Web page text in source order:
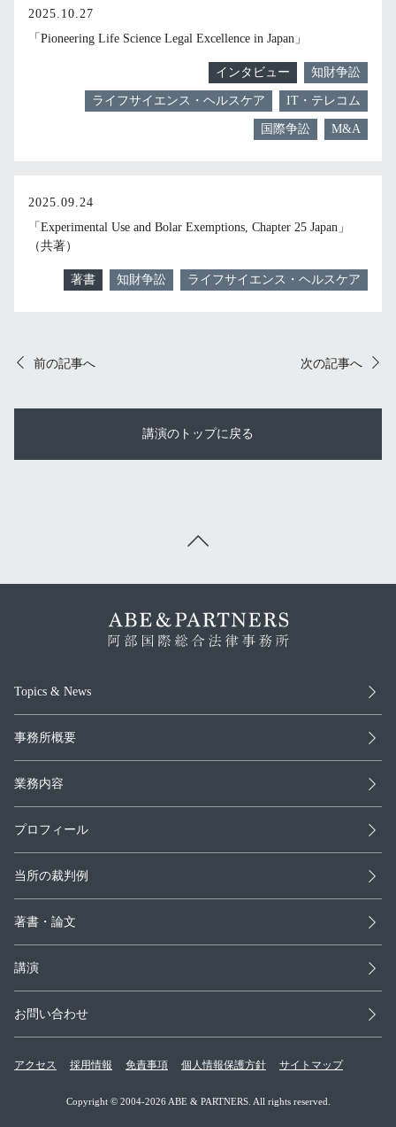
2025.10.27
「Pioneering Life Science Legal Excellence in Japan」
インタビュー 知財争訟
ライフサイエンス・ヘルスケア IT・テレコム
国際争訟 M&A
2025.09.24
「Experimental Use and Bolar Exemptions, Chapter 25 Japan」
（共著）
著書 知財争訟 ライフサイエンス・ヘルスケア
前の記事へ
講演のトップに戻る
次の記事へ
Topics & News
事務所概要
業務内容
プロフィール
当所の裁判例
著書・論文
講演
お問い合わせ
アクセス 採用情報 免責事項 個人情報保護方針 サイトマップ
Copyright © 2004-2026 ABE & PARTNERS. All rights reserved.